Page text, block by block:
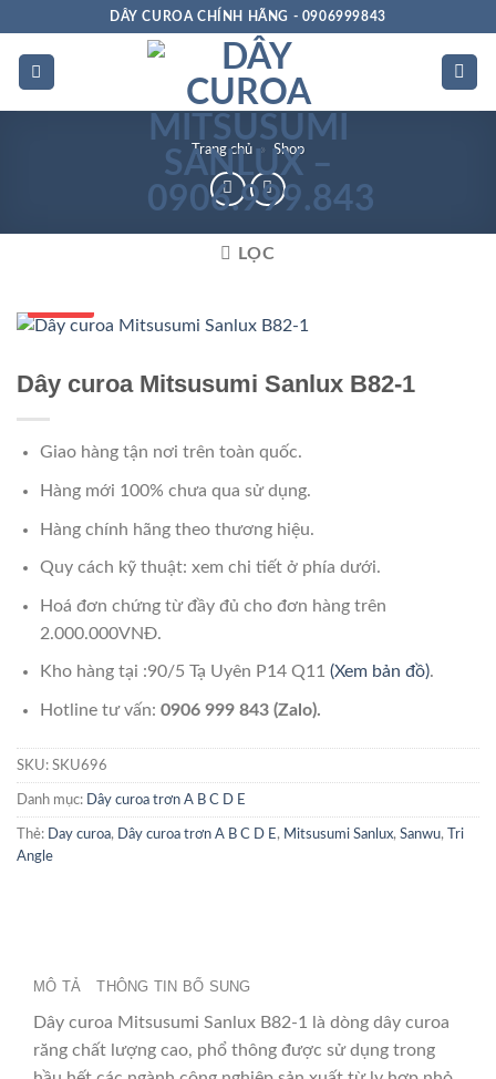
dung
DÂY CUROA CHÍNH HÃNG - 0906999843
Trang chủ » Shop
LỌC
Dây curoa Mitsusumi Sanlux B82-1
Giao hàng tận nơi trên toàn quốc.
Hàng mới 100% chưa qua sử dụng.
Hàng chính hãng theo thương hiệu.
Quy cách kỹ thuật: xem chi tiết ở phía dưới.
Hoá đơn chứng từ đầy đủ cho đơn hàng trên
2.000.000VNĐ.
Kho hàng tại :90/5 Tạ Uyên P14 Q11 (Xem bản đồ).
Hotline tư vấn: 0906 999 843 (Zalo).
SKU: SKU696
Danh mục: Dây curoa trơn A B C D E
Thẻ: Day curoa, Dây curoa trơn A B C D E , Mitsusumi Sanlux, Sanwu,
Tri
Angle
MÔ TẢ THÔNG TIN BỔ SUNG
Dây curoa Mitsusumi Sanlux B82-1 là dòng dây curoa
răng chất lượng cao, phổ thông được sử dụng trong